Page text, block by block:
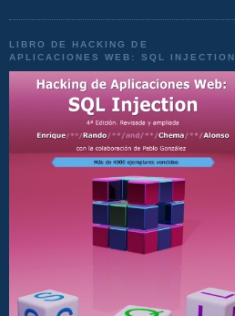
LIBRO DE HACKING DE
APLICACIONES WEB: SQL INJECTION